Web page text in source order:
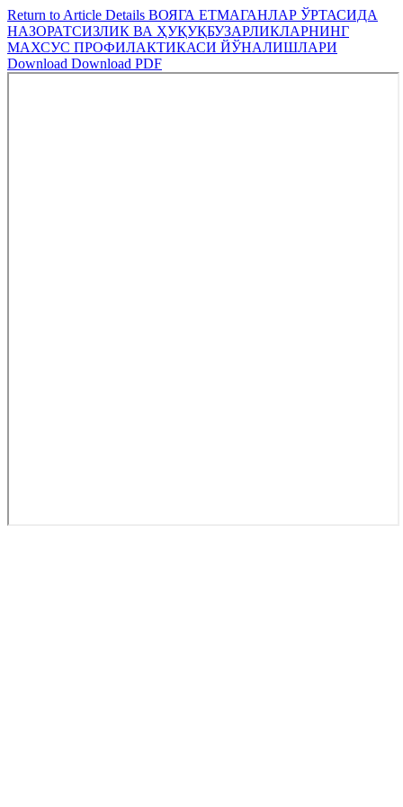
Return to Article Details ВОЯГА ЕТМАГАНЛАР ЎРТАСИДА
НАЗОРАТСИЗЛИК ВА ҲУҚУҚБУЗАРЛИКЛАРНИНГ
МАХСУС ПРОФИЛАКТИКАСИ ЙЎНАЛИШЛАРИ
Download Download PDF